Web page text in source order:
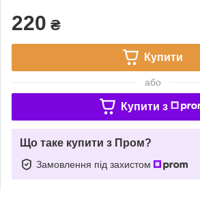
220 ₴
Купити
або
Купити з
Що таке купити з Пром?
Замовлення під захистом